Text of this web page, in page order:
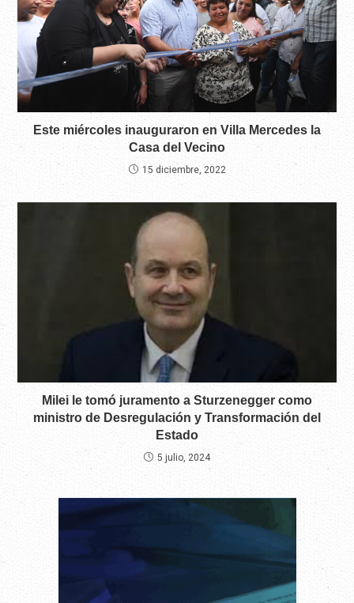
Este miércoles inauguraron en Villa Mercedes la
Casa del Vecino
15 diciembre, 2022
Milei le tomó juramento a Sturzenegger como
ministro de Desregulación y Transformación del
Estado
5 julio, 2024